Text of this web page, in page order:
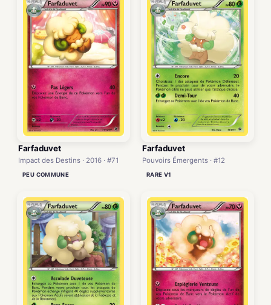
Farfaduvet
Impact des Destins · 2016 · #71
PEU COMMUNE
Farfaduvet
Pouvoirs Émergents · #12
RARE V1